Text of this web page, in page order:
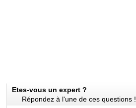
Etes-vous un expert ?
Répondez à l'une de ces questions !